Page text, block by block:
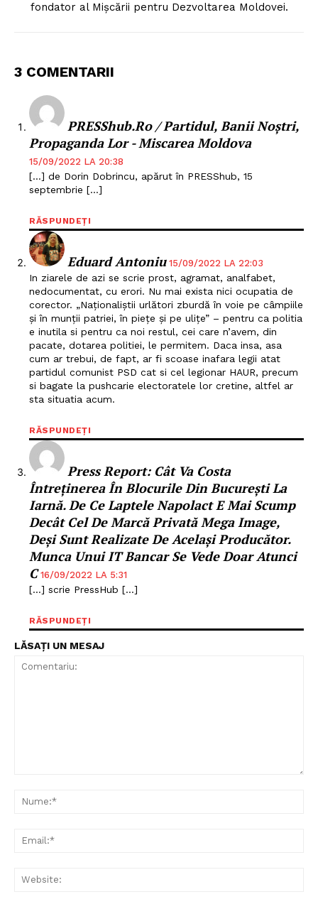
Un proiect
FREEDOM HOUSE ROMÂNIA
PRESShub
Despre noi / Echipa
Proiecte editoriale
Rețea
Contact
fondator al Mișcării pentru Dezvoltarea Moldovei.
3 COMENTARII
PRESShub.ro / Partidul, Banii Noștri,
Propaganda Lor - Miscarea Moldova
15/09/2022 LA 20:38
[…] de Dorin Dobrincu, apărut în PRESShub, 15
septembrie […]
RĂSPUNDEȚI
Eduard Antoniu 15/09/2022 LA 22:03
In ziarele de azi se scrie prost, agramat, analfabet,
nedocumentat, cu erori. Nu mai exista nici ocupatia de
corector. „Naționaliștii urlători zburdă în voie pe câmpiile
și în munții patriei, în piețe și pe ulițe” – pentru ca politia
e inutila si pentru ca noi restul, cei care n’avem, din
pacate, dotarea politiei, le permitem. Daca insa, asa
cum ar trebui, de fapt, ar fi scoase inafara legii atat
partidul comunist PSD cat si cel legionar HAUR, precum
si bagate la pushcarie electoratele lor cretine, altfel ar
sta situatia acum.
RĂSPUNDEȚI
​Press Report: ​Cât Va Costa
Întreținerea În Blocurile Din București La
Iarnă. De Ce Laptele Napolact E Mai Scump
Decât Cel De Marcă Privată Mega Image,
Deşi Sunt Realizate De Acelaşi Producător.
Munca Unui IT Bancar Se Vede Doar Atunci
C 16/09/2022 LA 5:31
[…] scrie PressHub […]
RĂSPUNDEȚI
LĂSAȚI UN MESAJ